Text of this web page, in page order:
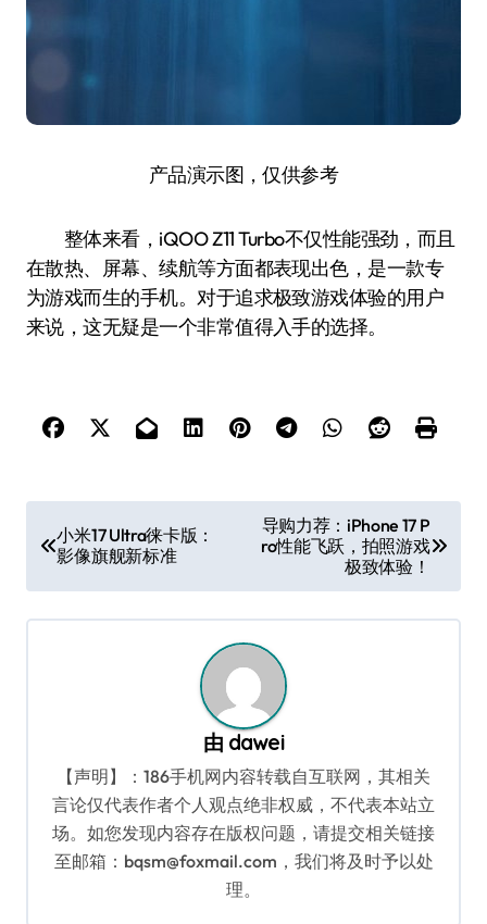
产品演示图，仅供参考
整体来看，iQOO Z11 Turbo不仅性能强劲，而且
在散热、屏幕、续航等方面都表现出色，是一款专
为游戏而生的手机。对于追求极致游戏体验的用户
来说，这无疑是一个非常值得入手的选择。
章
导
航
小米17 Ultra徕卡版：
影像旗舰新标准
导购力荐：iPhone 17 P
ro性能飞跃，拍照游戏
极致体验！
由 dawei
【声明】：186手机网内容转载自互联网，其相关
言论仅代表作者个人观点绝非权威，不代表本站立
场。如您发现内容存在版权问题，请提交相关链接
至邮箱：bqsm@foxmail.com，我们将及时予以处
理。